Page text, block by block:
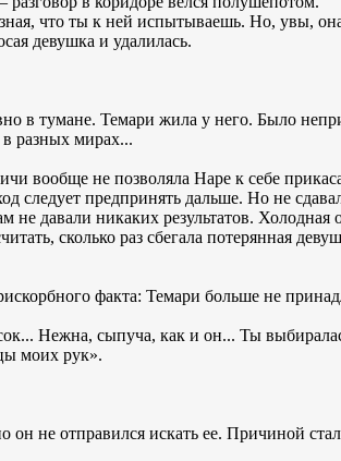
что ты к ней испытываешь. Но, увы,
девушка и удалилась.
в тумане. Темари жила у него. Было
разных мирах...
вообще не позволяла Наре к себе
следует предпринять дальше. Но не
давали никаких результатов.
сколько раз сбегала потерянная
факта: Темари больше не
Нежна, сыпуча, как и он... Ты
моих рук».
не отправился искать ее. Причиной